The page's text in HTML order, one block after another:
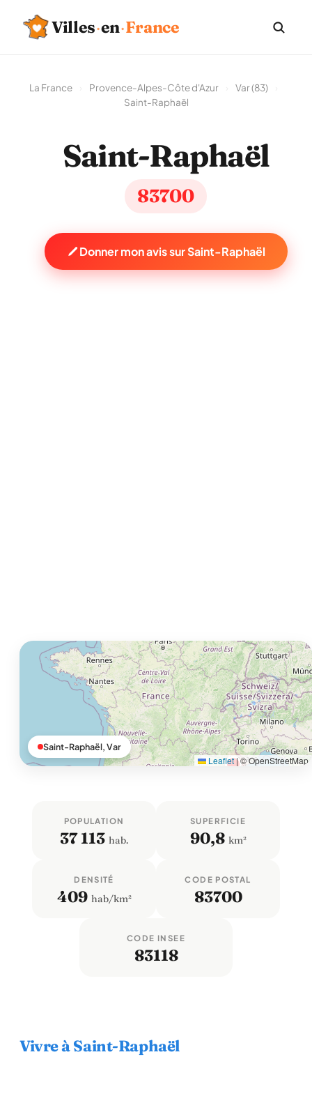
Villes·en·France
La France Provence-Alpes-Côte d'Azur Var (83)
Saint-Raphaël
Saint-Raphaël
83700
Donner mon avis sur Saint-Raphaël
Leaflet|© OpenStreetMap
Saint-Raphaël, Var
POPULATION
37 113 hab.
SUPERFICIE
90,8 km²
DENSITÉ
409 hab/km²
CODE POSTAL
83700
CODE INSEE
83118
Vivre à Saint-Raphaël